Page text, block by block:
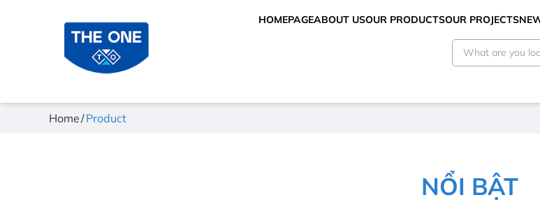
HOMEPAGEABOUT USOUR PRODUCTSOUR PROJECTS
Home Product
NỔI BẬT